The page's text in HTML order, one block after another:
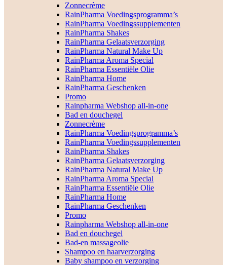
Zonnecrème
RainPharma Voedingsprogramma’s
RainPharma Voedingssupplementen
RainPharma Shakes
RainPharma Gelaatsverzorging
RainPharma Natural Make Up
RainPharma Aroma Special
RainPharma Essentiële Olie
RainPharma Home
RainPharma Geschenken
Promo
Rainpharma Webshop all-in-one
Bad en douchegel
Zonnecrème
RainPharma Voedingsprogramma’s
RainPharma Voedingssupplementen
RainPharma Shakes
RainPharma Gelaatsverzorging
RainPharma Natural Make Up
RainPharma Aroma Special
RainPharma Essentiële Olie
RainPharma Home
RainPharma Geschenken
Promo
Rainpharma Webshop all-in-one
Bad en douchegel
Bad-en massageolie
Shampoo en haarverzorging
Baby shampoo en verzorging